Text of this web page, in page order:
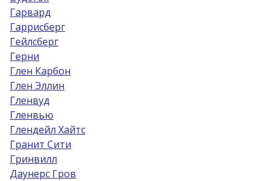
Гарвард
Гаррисберг
Гейлсберг
Герни
Глен Карбон
Глен Эллин
Гленвуд
Гленвью
Глендейл Хайтс
Гранит Сити
Гринвилл
Даунерс Гров